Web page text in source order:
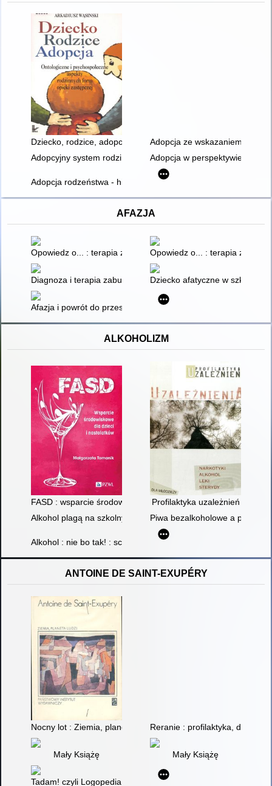
Dziecko, rodzice, adopcja : ontologiczne i psychospołeczne
Adopcja ze wskazaniem jako
Adopcyjny system rodzinny a postawy rodzicielskie
Adopcja w perspektywie
Adopcja rodzeństwa - historia Kasi i Wojtka
AFAZJA
Opowiedz o... : terapia zaburzeń mowy u dzieci z afazją,
Opowiedz o... : terapia
Diagnoza i terapia zaburzeń afatycznych. Cz. 1
Dziecko afatyczne w szkole i
Afazja i powrót do przeszłości
ALKOHOLIZM
FASD : wsparcie środowiskowe dla dzieci i nastolatków
Profilaktyka uzależnień
Alkohol plagą na szkolnych wycieczkachPiwa bezalkoholowe a
Alkohol : nie bo tak! : scenariusze zajęć profilaktycznych dla
ANTOINE DE SAINT-EXUPÉRY
Nocny lot : Ziemia, planeta ludzi ; Pilot wojenny
Reranie : profilaktyka,
Mały Książę Mały Książę
Tadam! czyli Logopedia : gimnastyka języka